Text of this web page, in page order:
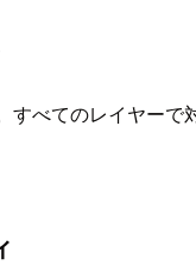
すべてのレイヤー